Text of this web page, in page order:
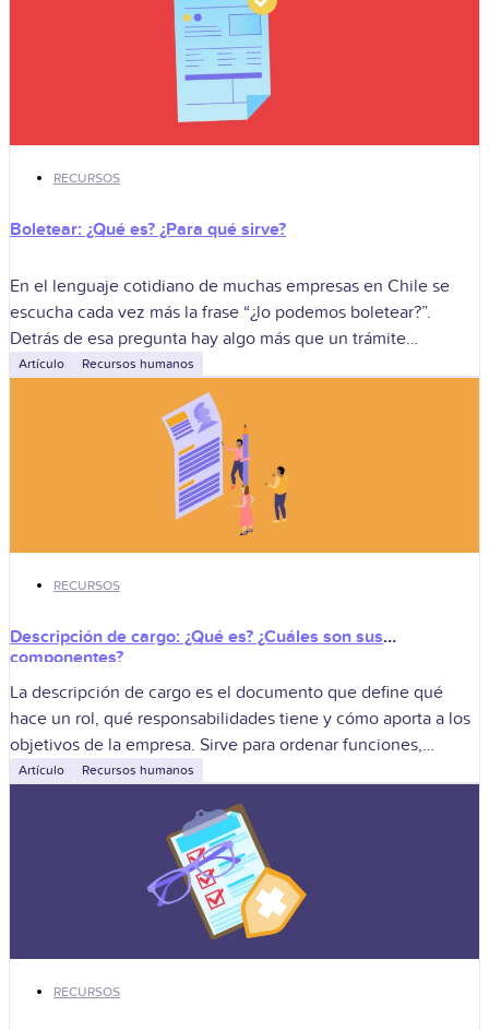
RECURSOS
Boletear: ¿Qué es? ¿Para qué sirve?
En el lenguaje cotidiano de muchas empresas en Chile se
escucha cada vez más la frase “¿lo podemos boletear?”.
Detrás de esa pregunta hay algo más que un trámite
tributario:
Artículo Recursos humanos
RECURSOS
Descripción de cargo: ¿Qué es? ¿Cuáles son sus
componentes?
La descripción de cargo es el documento que define qué
hace un rol, qué responsabilidades tiene y cómo aporta a los
objetivos de la empresa. Sirve para ordenar funciones,
reclutar
Artículo Recursos humanos
RECURSOS